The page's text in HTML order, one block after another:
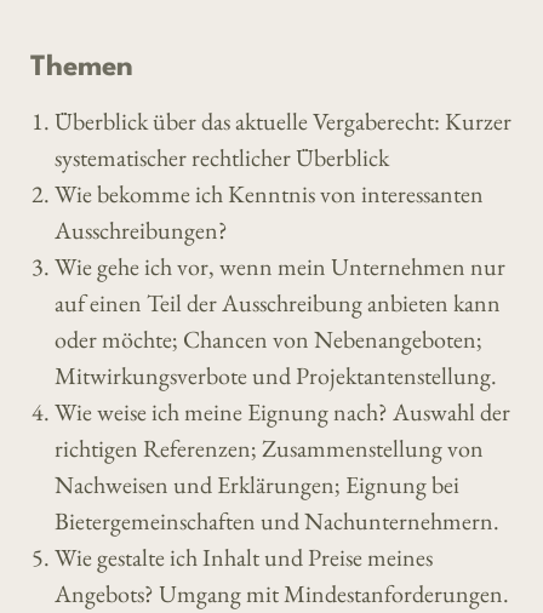
Themen
Überblick über das aktuelle Vergaberecht: Kurzer
systematischer rechtlicher Überblick
Wie bekomme ich Kenntnis von interessanten
Ausschreibungen?
Wie gehe ich vor, wenn mein Unternehmen nur
auf einen Teil der Ausschreibung anbieten kann
oder möchte; Chancen von Nebenangeboten;
Mitwirkungsverbote und Projektantenstellung.
Wie weise ich meine Eignung nach? Auswahl der
richtigen Referenzen; Zusammenstellung von
Nachweisen und Erklärungen; Eignung bei
Bietergemeinschaften und Nachunternehmern.
Wie gestalte ich Inhalt und Preise meines
Angebots? Umgang mit Mindestanforderungen.